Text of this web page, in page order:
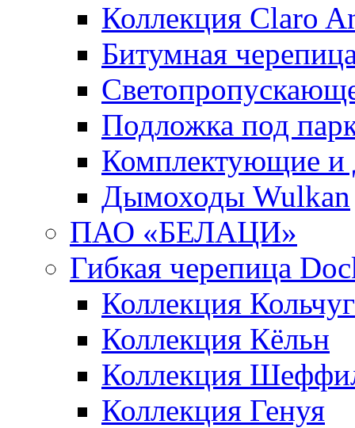
Коллекция Claro
Битумная
Подложка под
Комплектующие и
Дымоходы Wulkan
ПАО «БЕЛАЦИ»
Гибкая черепица
Коллекция
Коллекция Кёльн
Коллекция
Коллекция Генуя